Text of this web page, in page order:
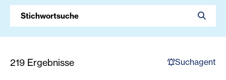
219 Ergebnisse Suchagent